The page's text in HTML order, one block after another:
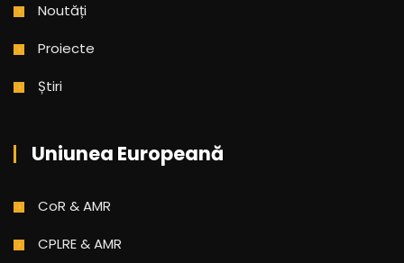
Noutăți
Proiecte
Știri
Uniunea Europeană
CoR & AMR
CPLRE & AMR